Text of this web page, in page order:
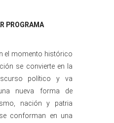
PROGRAMA
el momento histórico
se convierte en la
político y va
nueva forma de
nación y patria
conforman en una